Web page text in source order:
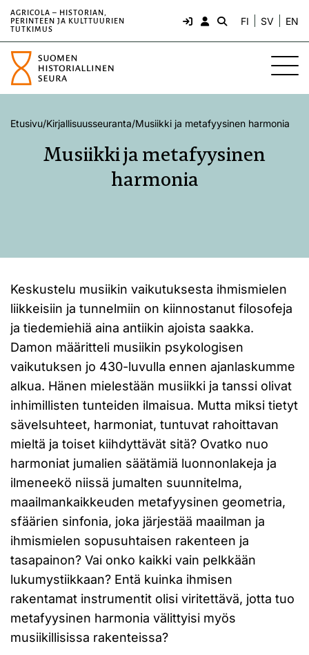
AGRICOLA – HISTORIAN,
PERINTEEN JA KULTTUURIEN
TUTKIMUS
FI SV EN
Etusivu/Kirjallisuusseuranta/Musiikki ja metafyysinen harmonia
Musiikki ja metafyysinen
harmonia
Keskustelu musiikin vaikutuksesta ihmismielen
liikkeisiin ja tunnelmiin on kiinnostanut filosofeja
ja tiedemiehiä aina antiikin ajoista saakka.
Damon määritteli musiikin psykologisen
vaikutuksen jo 430-luvulla ennen ajanlaskumme
alkua. Hänen mielestään musiikki ja tanssi olivat
inhimillisten tunteiden ilmaisua. Mutta miksi tietyt
sävelsuhteet, harmoniat, tuntuvat rahoittavan
mieltä ja toiset kiihdyttävät sitä? Ovatko nuo
harmoniat jumalien säätämiä luonnonlakeja ja
ilmeneekö niissä jumalten suunnitelma,
maailmankaikkeuden metafyysinen geometria,
sfäärien sinfonia, joka järjestää maailman ja
ihmismielen sopusuhtaisen rakenteen ja
tasapainon? Vai onko kaikki vain pelkkään
lukumystiikkaan? Entä kuinka ihmisen
rakentamat instrumentit olisi viritettävä, jotta tuo
metafyysinen harmonia välittyisi myös
musiikillisissa rakenteissa?